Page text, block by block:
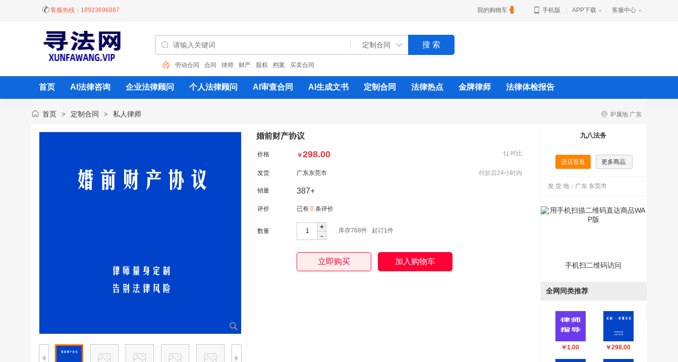
客服热线： 18923696887 我的购物车 手机版 APP下载 客服中心
劳动合同 合同 律师 财产 股权 档案 买卖合同
首页 AI法律咨询 企业法律顾问 个人法律顾问 AI审查合同 AI生成文书 定制合同 法律热点 金牌律师 法律体检报告
IP属地 广东
首页 > 定制合同 > 私人律师
婚前财产协议
价格 ￥298.00 对比
发货 广东东莞市 付款后24小时内
销量 387+
评价 已有 0 条评价
数量 +
- 库存768件 起订1件
九八法务
进店逛逛 更多商品
发 货 地： 广东 东莞市
手机扫二维码访问
全网同类推荐
￥1.00 ￥298.00